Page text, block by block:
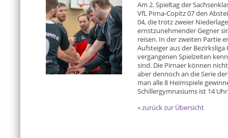
Am 2. Spieltag der
VfL Pirna-Copitz 07 den
04, die trotz zweier
ernstzunehmender Gegner
reisen. In der zweiten Partie
Aufsteiger aus der
vergangenen Spielzeiten
sind. Die Pirnaer können
aber dennoch an die Serie
man alle 8 Heimspiele
Schillergymnasiums ist 14
« zurück zur Übersicht